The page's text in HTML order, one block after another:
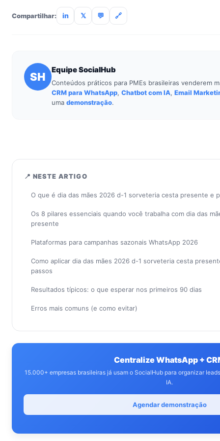
Compartilhar: in 𝕏 💬 🔗
SH
Equipe SocialHub
Conteúdos práticos para PMEs brasileiras venderem
CRM para WhatsApp, Chatbot com IA, Email
uma demonstração.
📍 NESTE ARTIGO
O que é dia das mães 2026 d-1 sorveteria cesta presente e
Os 8 pilares essenciais quando você trabalha com dia das
presente
Plataformas para campanhas sazonais WhatsApp 2026
Como aplicar dia das mães 2026 d-1 sorveteria cesta
passos
Resultados típicos: o que esperar nos primeiros 90 dias
Erros mais comuns (e como evitar)
Centralize WhatsApp +
15.000+ empresas brasileiras já usam o SocialHub para organizar
IA.
Agendar demonstração